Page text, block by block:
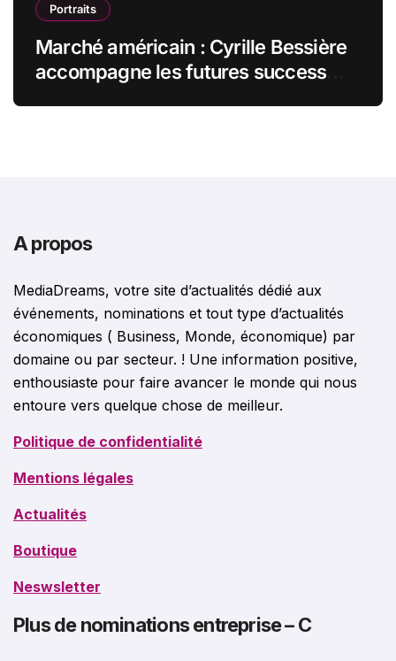
Portraits
Marché américain : Cyrille Bessière
accompagne les futures success
A propos
MediaDreams, votre site d’actualités dédié aux
événements, nominations et tout type d’actualités
économiques ( Business, Monde, économique) par
domaine ou par secteur. ! Une information positive,
enthousiaste pour faire avancer le monde qui nous
entoure vers quelque chose de meilleur.
Politique de confidentialité
Mentions légales
Actualités
Boutique
Neswsletter
Plus de nominations entreprise – C